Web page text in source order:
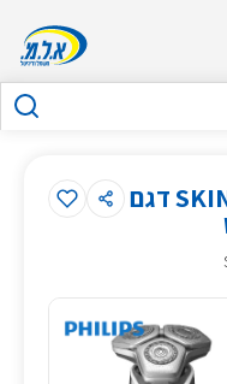
מכונת גילוח טכנולוגית SKIN IQ דגם